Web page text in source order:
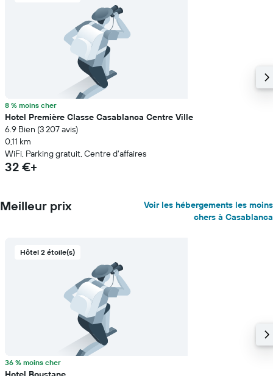
8 % moins cher
Hotel Première Classe Casablanca Centre Ville
6.9 Bien (3 207 avis)
0,11 km
WiFi, Parking gratuit, Centre d'affaires
32 €+
Meilleur prix
Voir les hébergements les moins
chers à Casablanca
Hôtel 2 étoile(s)
36 % moins cher